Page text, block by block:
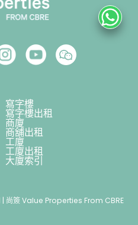
寫字樓
寫字樓出租
商廈
商舖出租
工廈
工廈出租
大廈索引
| 尚簽 Value Properties From CBRE